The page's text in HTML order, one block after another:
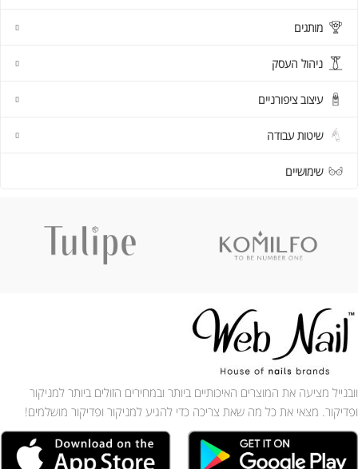
מותגים
ניהול העסק
עיצוב ציפורניים
שיטות עבודה
שימושיים
וובנייל מציעה את המוצרים האיכותיים ביותר ובמחירים הזולים ביותר למניקור
ופדיקור. מצאי את כל מה שאת צריכה כדי להגיע למניקור ופדיקור מושלמים!